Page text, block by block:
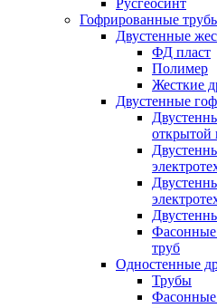
Гофрированные
Двустенные
ФД пласт
Полимер
Жесткие
Двустенные
открытой
Фасонные
труб
Одностенные
Трубы
Фасонные